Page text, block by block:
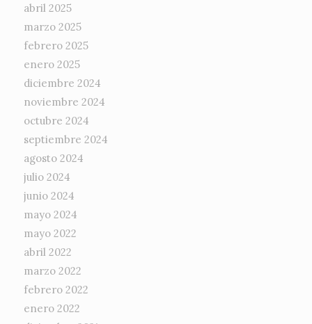
abril 2025
marzo 2025
febrero 2025
enero 2025
diciembre 2024
noviembre 2024
octubre 2024
septiembre 2024
agosto 2024
julio 2024
junio 2024
mayo 2024
mayo 2022
abril 2022
marzo 2022
febrero 2022
enero 2022